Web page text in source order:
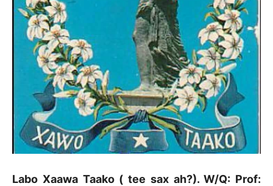
Labo Xaawa Taako ( tee sax ah?). W/Q: Prof: